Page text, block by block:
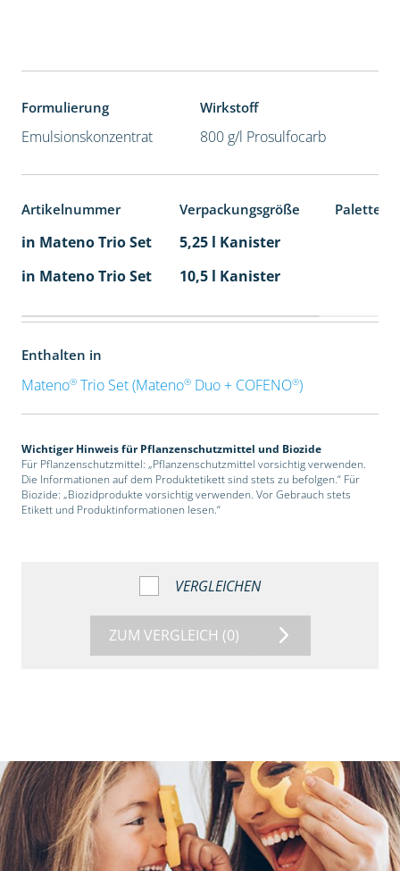
Formulierung
Emulsionskonzentrat
Wirkstoff
800 g/l Prosulfocarb
Artikelnummer Verpackungsgröße
in Mateno Trio Set
5,25 l Kanister
in Mateno Trio Set
10,5 l Kanister
Enthalten in
Mateno®Trio Set (Mateno®Duo + COFENO®)
Wichtiger Hinweis für Pflanzenschutzmittel und Biozide
Für Pflanzenschutzmittel: „Pflanzenschutzmittel vorsichtig verwenden.
Die Informationen auf dem Produktetikett sind stets zu befolgen.“ Für
Biozide: „Biozidprodukte vorsichtig verwenden. Vor Gebrauch stets
Etikett und Produktinformationen lesen.“
VERGLEICHEN
ZUM VERGLEICH (0)